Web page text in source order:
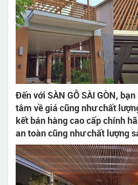
Đến với SÀN GỖ SÀI GÒN,
tâm về giá cũng như chất
kết bán hàng cao cấp chính
an toàn cũng như chất lượng